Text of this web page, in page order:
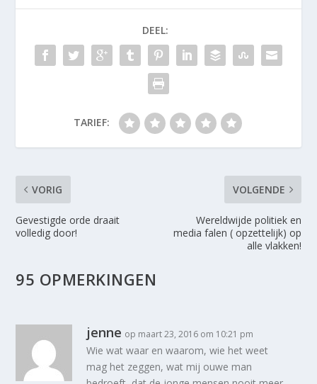
DEEL:
TARIEF:
VORIG
Gevestigde orde draait
volledig door!
VOLGENDE
Wereldwijde politiek en
media falen ( opzettelijk) op
alle vlakken!
95 OPMERKINGEN
jenne op maart 23, 2016 om 10:21 pm
Wie wat waar en waarom, wie het weet
mag het zeggen, wat mij ouwe man